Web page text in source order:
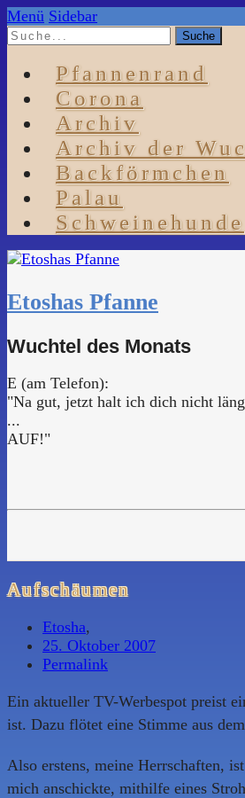
Menü Sidebar
Pfannenrand
Corona
Archiv
Archiv der
Backförmchen
Palau
Schweinehunde
Etoshas Pfanne
Wuchtel des Monats
E (am Telefon):
"Na gut, jetzt halt ich dich nicht
...
AUF!"
Aufschäumen
Etosha,
25. Oktober 2007
Permalink
Ein aktueller TV-Werbespot preist
ist. Dazu flötet eine Stimme aus
Also erstens, meine Herrschaften,
mich anschickte, mithilfe eines